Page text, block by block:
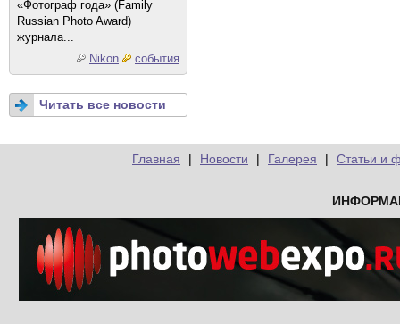
«Фотограф года» (Family
Russian Photo Award)
журнала...
Nikon
события
Читать все новости
Главная | Новости | Галерея | Статьи и